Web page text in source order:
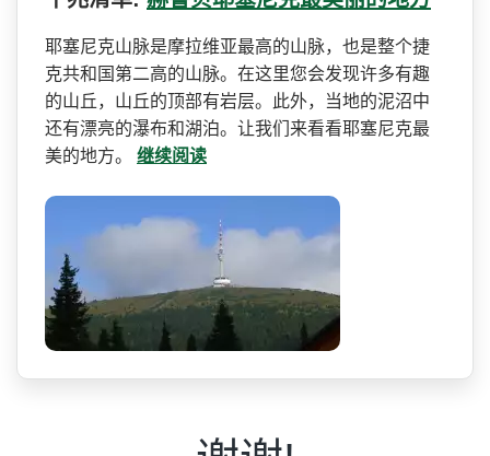
耶塞尼克山脉是摩拉维亚最高­的山脉，也是整个捷
克共和国第二高的山脉。在这里您­会发现许多有趣
的山丘，山丘的顶部有岩层。此外，当­地的泥沼中
还有漂亮的瀑布和湖泊。让我们来看看耶塞­尼克最
美的地方。 继续阅读